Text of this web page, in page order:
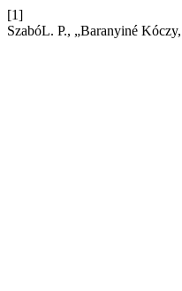
[1]
SzabóL. P., „Baranyiné